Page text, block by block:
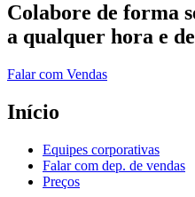
Colabore de forma
a qualquer hora e
Falar com Vendas
Início
Equipes corporativas
Falar com dep. de vendas
Preços